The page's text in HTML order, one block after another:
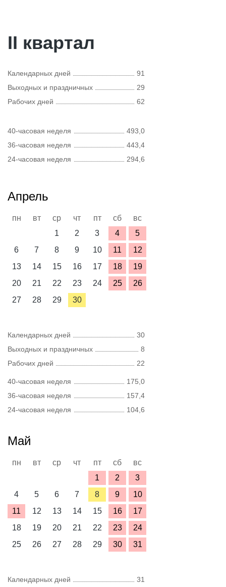
II квартал
Календарных дней
91
Выходных и праздничных
29
Рабочих дней
62
40-часовая неделя
493,0
36-часовая неделя
443,4
24-часовая неделя
294,6
Апрель
пн вт ср чт пт сб
вс
1
2 3 4
5
6
7 8 9 10 11
12
13
14 15 16 17 18
19
20
21 22 23 24 25
26
27
28 29 30
Календарных дней
30
Выходных и праздничных
8
Рабочих дней
22
40-часовая неделя
175,0
36-часовая неделя
157,4
24-часовая неделя
104,6
Май
пн вт ср чт пт сб
вс
1
2
3
4
5 6 7 8 9
10
11
12 13 14 15 16
17
18
19 20 21 22 23
24
25
26 27 28 29 30 31
Календарных дней
31